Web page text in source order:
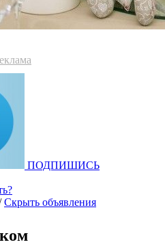
ПОДПИШИСЬ
Скрыть объявления